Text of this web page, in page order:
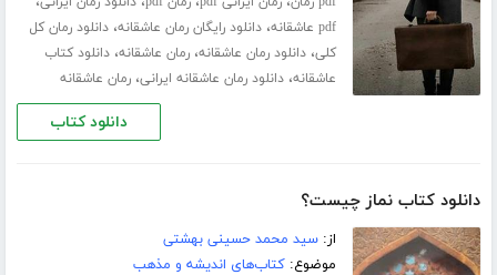
pdf عاشقانه ،دانلود رایگان رمان عاشقانه،دانلود رمان کل
کلی،دانلود رمان عاشقانه،رمان عاشقانه،دانلود کتاب
عاشقانه،دانلود رمان عاشقانه ایرانی،رمان عاشقانه
دانلود کتاب
دانلود کتاب نماز چیست؟
از:سید محمد حسینی بهشتی
موضوع:کتاب‌های اندیشه و مذهب